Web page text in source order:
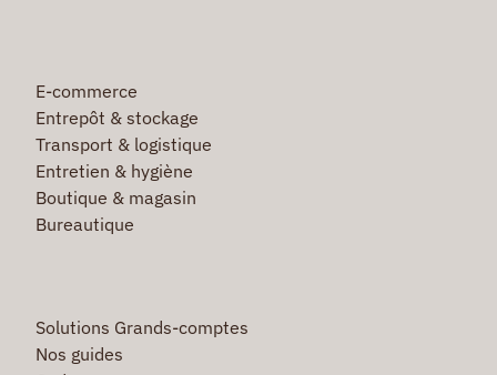
E-commerce
Entrepôt & stockage
Transport & logistique
Entretien & hygiène
Boutique & magasin
Bureautique
Solutions Grands-comptes
Nos guides